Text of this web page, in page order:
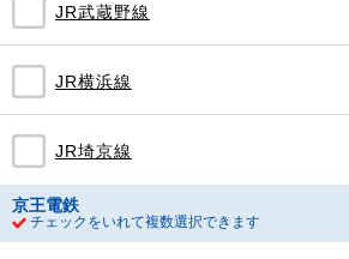
JR武蔵野線
JR横浜線
JR埼京線
京王電鉄
チェックをいれて複数選択できます